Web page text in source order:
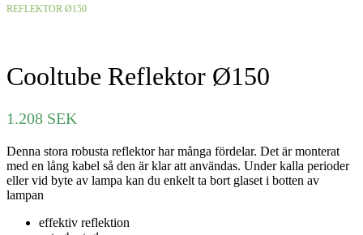
REFLEKTOR Ø150
Cooltube Reflektor Ø150
1.208 SEK
Denna stora robusta reflektor har många fördelar. Det är monterat
med en lång kabel så den är klar att användas. Under kalla perioder
eller vid byte av lampa kan du enkelt ta bort glaset i botten av
lampan
effektiv reflektion